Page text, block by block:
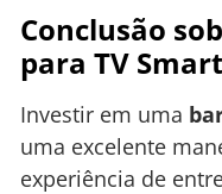
Conclusão
para TV Smart
Investir em uma
uma excelente
experiência de